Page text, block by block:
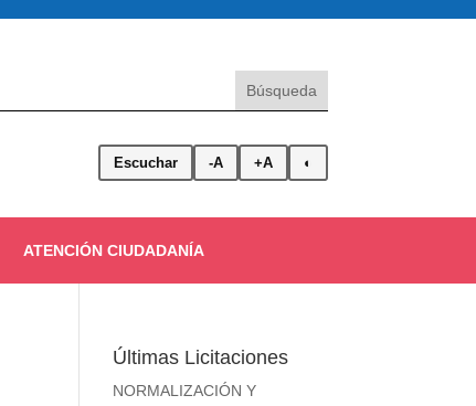
Escuchar -A +A ◐
ATENCIÓN CIUDADANÍA
Últimas Licitaciones
NORMALIZACIÓN Y